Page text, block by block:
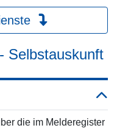
Selbstauskunft
die im Melderegister